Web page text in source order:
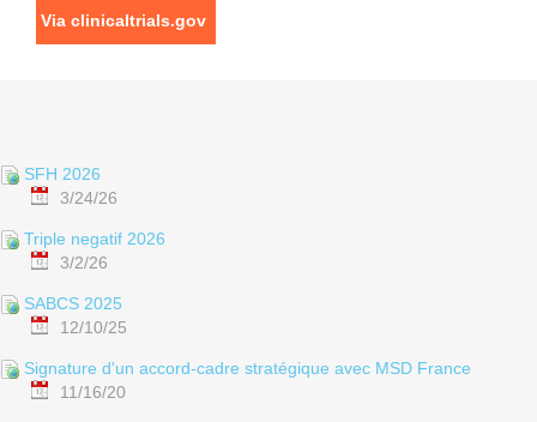
Via clinicaltrials.gov
SFH 2026
3/24/26
Triple negatif 2026
3/2/26
SABCS 2025
12/10/25
Signature d'un accord-cadre stratégique avec MSD France
11/16/20